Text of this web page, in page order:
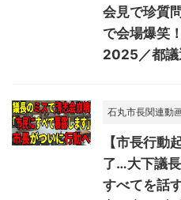
会見で珍質
で会場爆笑
2025／都議
石丸市長関連動
【市長行動
了…大下議
すべてを話